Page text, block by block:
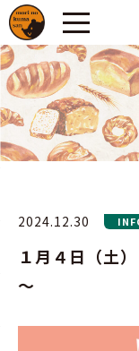
2024.12.30
１月４日（土
～